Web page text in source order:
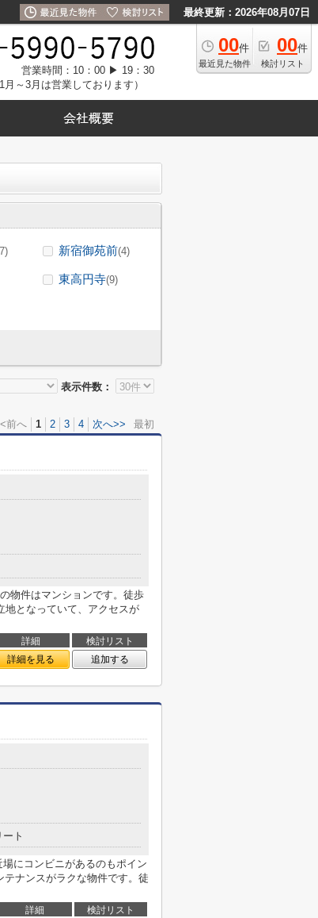
最終更新：2026年08月07日
00件
最近見た物件
00件
検討リスト
営業時間：10：00 ▶ 19：30
月～3月は営業しております）
新宿御苑前(4)
東高円寺(9)
表示件数：
前へ 1 2 3 4 次へ>> 最初
物件はマンションです。徒歩
地となっていて、アクセスが
詳細
検討リスト
詳細を見る 追加する
ト
にコンビニがあるのもポイン
テナンスがラクな物件です。徒
詳細
検討リスト